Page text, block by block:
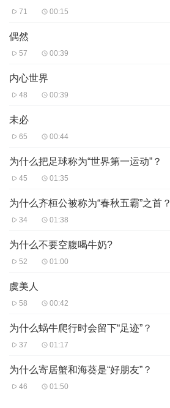
71 00:15
偶然
57 00:39
内心世界
48 00:39
未必
65 00:44
为什么把足球称为“世界第一运动”？
45 01:35
为什么齐桓公被称为“春秋五霸”之首？
34 01:38
为什么不要空腹喝牛奶?
52 01:00
虞美人
58 00:42
为什么蜗牛爬行时会留下“足迹”？
37 01:17
为什么寄居蟹和海葵是“好朋友”？
46 01:50